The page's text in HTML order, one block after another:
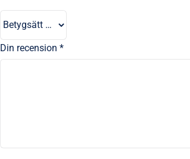
Din recension*